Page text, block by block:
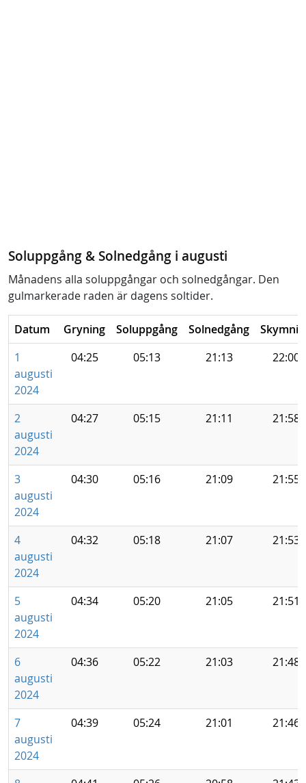
Soluppgång & Solnedgång i augusti
Månadens alla soluppgångar och solnedgångar. Den
gulmarkerade raden är dagens soltider.
Datum Gryning Soluppgång Solnedgång
1
augusti
2024
04:25 05:13 21:13 22:00
2
augusti
2024
04:27 05:15 21:11 21:58
3
augusti
2024
04:30 05:16 21:09 21:55
4
augusti
2024
04:32 05:18 21:07 21:53
5
augusti
2024
04:34 05:20 21:05 21:51
6
augusti
2024
04:36 05:22 21:03 21:48
7
augusti
2024
04:39 05:24 21:01 21:46